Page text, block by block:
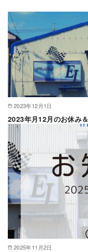
2023年12月1日
2023年月12月のお休み
2025年11月2日